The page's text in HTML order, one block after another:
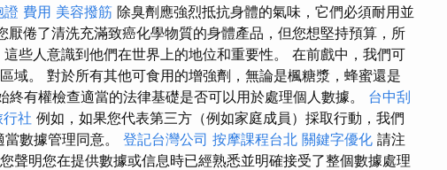
證 費用 美容撥筋 除臭劑應強烈抵抗身體的氣味，它們必須耐用並
厭倦了清洗充滿致癌化學物質的身體產品，但您想堅持預算，所
些人意識到他們在世界上的地位和重要性。 在前戲中，我們可
域。 對於所有其他可食用的增強劑，無論是楓糖漿，蜂蜜還是
有權檢查適當的法律基礎是否可以用於處理個人數據。 台中刮
社 例如，如果您代表第三方（例如家庭成員）採取行動，我們
數據管理同意。 登記台灣公司 按摩課程台北 關鍵字優化 請注
聲明您在提供數據或信息時已經熟悉並明確接受了整個數據處理